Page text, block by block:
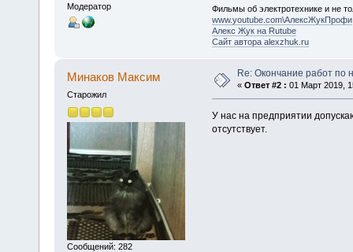
Модератор
Фильмы об электротехнике и не
www.youtube.com\АлексЖукПрофи
Алекс Жук на Rutube
Сайт автора alexzhuk.ru
Минаков Максим
Старожил
Сообщений: 282
Re: Окончание работ по
« Ответ #2 : 01 Март 2019,
У нас на предприятии
отсутствует.